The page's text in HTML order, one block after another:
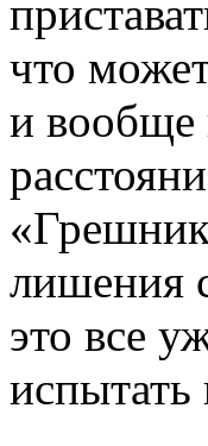
что
и вообще
лишения
это все